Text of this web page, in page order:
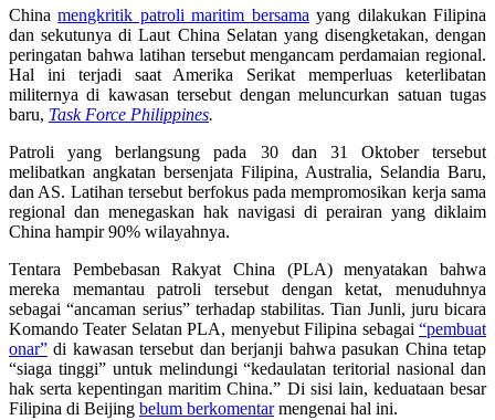
Chinamengkritik patroli maritim bersama yang dilakukan Filipina
dan sekutunya di Laut China Selatan yang disengketakan, dengan
peringatan bahwa latihan tersebut mengancam perdamaian regional.
Hal ini terjadi saat Amerika Serikat memperluas keterlibatan
militernya di kawasan tersebut dengan meluncurkan satuan tugas
baru, Task Force Philippines.
Patroli yang berlangsung pada 30 dan 31 Oktober tersebut
melibatkan angkatan bersenjata Filipina, Australia, Selandia Baru,
dan AS. Latihan tersebut berfokus pada mempromosikan kerja sama
regional dan menegaskan hak navigasi di perairan yang diklaim
China hampir 90% wilayahnya.
Tentara Pembebasan Rakyat China (PLA) menyatakan bahwa
mereka memantau patroli tersebut dengan ketat, menuduhnya
sebagai “ancaman serius” terhadap stabilitas. Tian Junli, juru bicara
Komando Teater Selatan PLA, menyebut Filipina sebagai “pembuat
onar” di kawasan tersebut dan berjanji bahwa pasukan China tetap
“siaga tinggi” untuk melindungi “kedaulatan teritorial nasional dan
hak serta kepentingan maritim China.” Di sisi lain, keduataan besar
Filipina di Beijing belum berkomentarmengenai hal ini.